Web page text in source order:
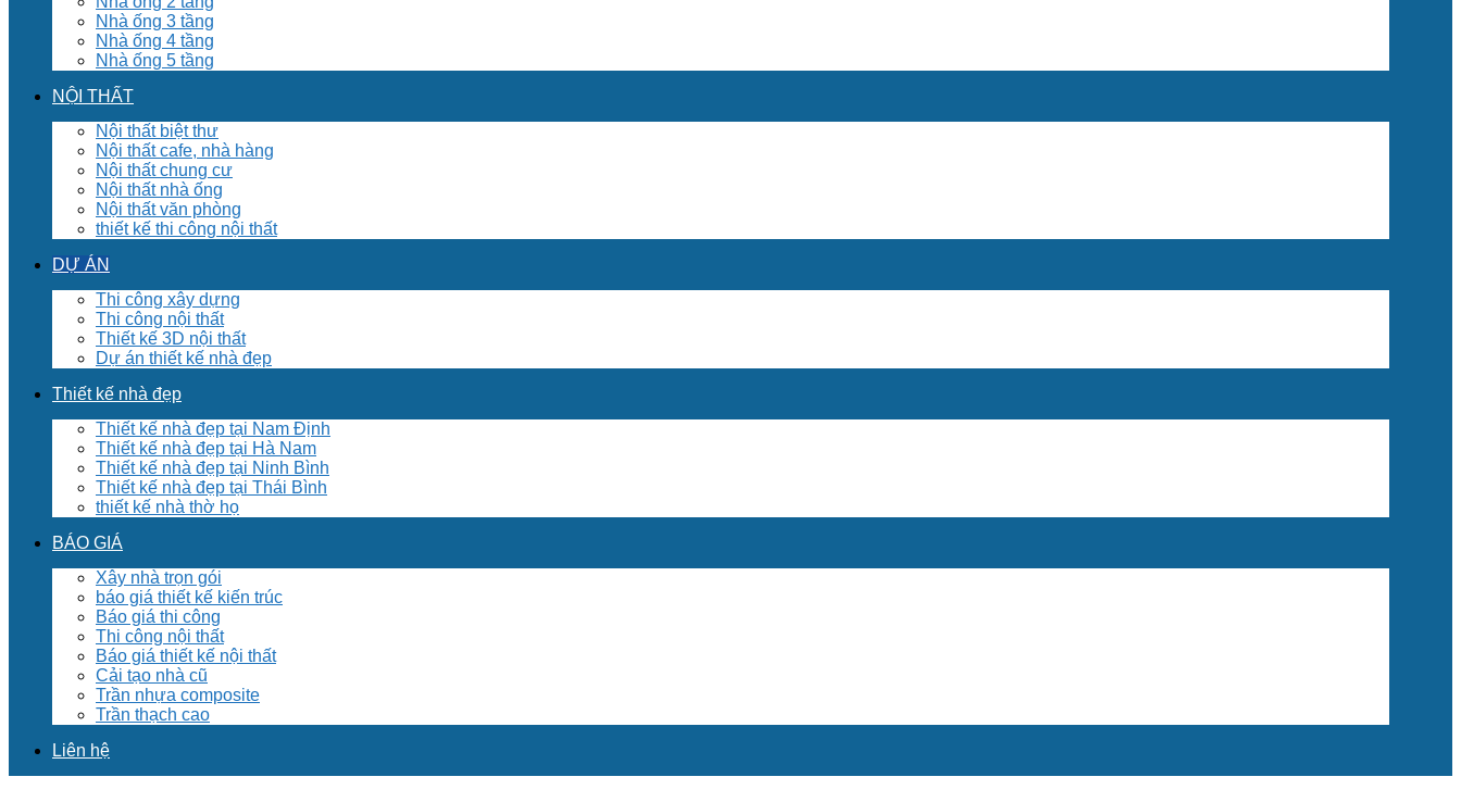
Nhà ống 3 tầng
Nhà ống 4 tầng
Nhà ống 5 tầng
NỘI THẤT
Nội thất biệt thư
Nội thất cafe, nhà hàng
Nội thất chung cư
Nội thất nhà ống
Nội thất văn phòng
thiết kế thi công nội thất
DỰ ÁN
Thi công xây dựng
Thi công nội thất
Thiết kế 3D nội thất
Dự án thiết kế nhà đẹp
Thiết kế nhà đẹp
Thiết kế nhà đẹp tại Nam Định
Thiết kế nhà đẹp tại Hà Nam
Thiết kế nhà đẹp tại Ninh Bình
Thiết kế nhà đẹp tại Thái Bình
thiết kế nhà thờ họ
BÁO GIÁ
Xây nhà trọn gói
báo giá thiết kế kiến trúc
Báo giá thi công
Thi công nội thất
Báo giá thiết kế nội thất
Cải tạo nhà cũ
Trần nhựa composite
Trần thạch cao
Liên hệ